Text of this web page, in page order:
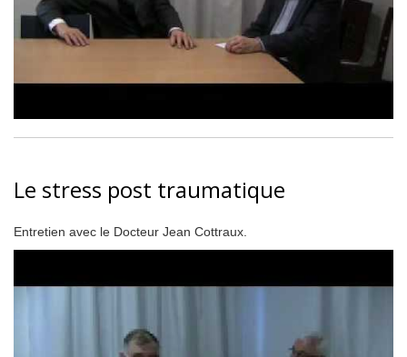
Le stress post traumatique
Entretien avec le Docteur Jean Cottraux.